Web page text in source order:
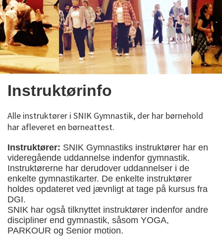
Instruktørinfo
Alle instruktører i SNIK Gymnastik, der har børnehold
har afleveret en børneattest.
Instruktører: SNIK Gymnastiks instruktører har en
videregående uddannelse indenfor gymnastik.
Instruktørerne har derudover uddannelser i de
enkelte gymnastikarter. De enkelte instruktører
holdes opdateret ved jævnligt at tage på kursus fra
DGI.
SNIK har også tilknyttet instruktører indenfor andre
discipliner end gymnastik, såsom YOGA,
PARKOUR og Senior motion.